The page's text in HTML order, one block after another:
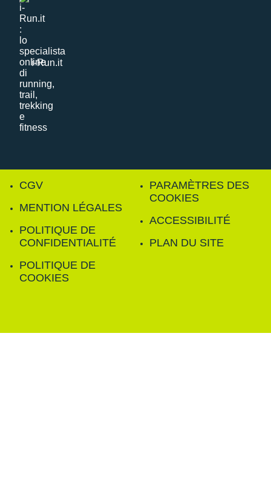
i-Run.it
CGV
MENTION LÉGALES
POLITIQUE DE
CONFIDENTIALITÉ
POLITIQUE DE
COOKIES
PARAMÈTRES DES
COOKIES
ACCESSIBILITÉ
PLAN DU SITE